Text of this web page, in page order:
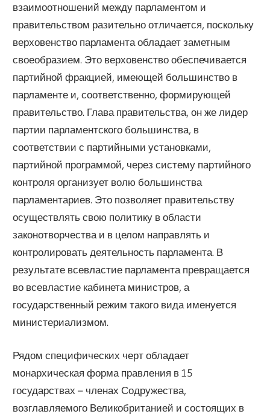
взаимоотношений между парламентом и
правительством разительно отличается, поскольку
верховенство парламента обладает заметным
своеобразием. Это верховенство обеспечивается
партийной фракцией, имеющей большинство в
парламенте и, соответственно, формирующей
правительство. Глава правительства, он же лидер
партии парламентского большинства, в
соответствии с партийными установками,
партийной программой, через систему партийного
контроля организует волю большинства
парламентариев. Это позволяет правительству
осуществлять свою политику в области
законотворчества и в целом направлять и
контролировать деятельность парламента. В
результате всевластие парламента превращается
во всевластие кабинета министров, а
государственный режим такого вида именуется
министериализмом.
Рядом специфических черт обладает
монархическая форма правления в 15
государствах – членах Содружества,
возглавляемого Великобританией и состоящих в